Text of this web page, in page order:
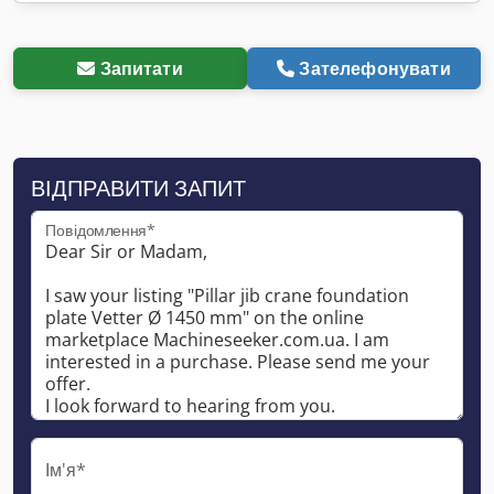
Запитати Зателефонувати
ВІДПРАВИТИ ЗАПИТ
Повідомлення*
Ім'я*